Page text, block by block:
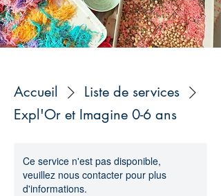
Accueil
Liste de services
Expl'Or et Imagine 0-6 ans
Ce service n'est pas disponible,
veuillez nous contacter pour plus
d'informations.